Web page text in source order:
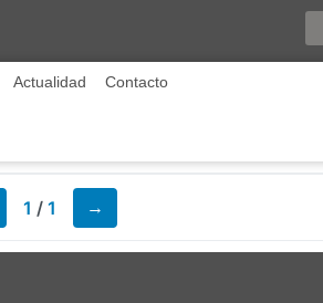
Actualidad Contacto
1 / 1 →